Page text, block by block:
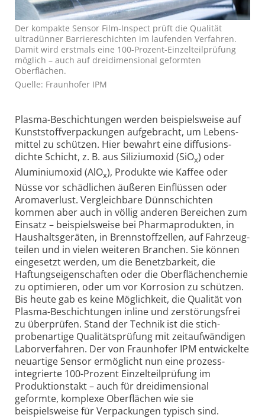
Der kompakte Sensor Film-Inspect prüft die Qualität
ultradünner Barriereschichten im laufenden Verfahren.
Damit wird erstmals eine 100-Prozent-Einzelteilprüfung
möglich – auch auf dreidimensional geformten
Oberflächen.
Quelle: Fraunhofer IPM
Plasma-Beschich­tungen werden beispiels­weise auf
Kunst­stoff­verpackungen aufgebracht, um Lebens­
mittel zu schützen. Hier bewahrt eine diffusions­
dichte Schicht, z. B. aus Silizium­oxid (SiOx) oder
Aluminium­oxid (AlOx), Produkte wie Kaffee oder
Nüsse vor schädlichen äußeren Einflüssen oder
Aroma­verlust. Vergleichbare Dünn­schichten
kommen aber auch in völlig anderen Bereichen zum
Einsatz – beispiels­weise bei Pharma­produkten, in
Haushalts­geräten, in Brenn­stoff­zellen, auf Fahrzeug­
teilen und in vielen weiteren Branchen. Sie können
eingesetzt werden, um die Benetzbar­keit, die
Haftungs­eigenschaften oder die Oberflächenchemie
zu optimieren, oder um vor Korrosion zu schützen.
Bis heute gab es keine Möglichkeit, die Qualität von
Plasma-Beschichtungen inline und zerstörungs­frei
zu überprüfen. Stand der Technik ist die stich­
probenartige Qualitäts­prüfung mit zeit­aufwändigen
Labor­verfahren. Der von Fraunhofer IPM entwickelte
neuartige Sensor ermöglicht nun eine prozess­
integrierte 100-Prozent Einzel­teilprüfung im
Produktions­takt – auch für drei­dimensional
geformte, komplexe Oberflächen wie sie
beispielsweise für Verpackungen typisch sind.